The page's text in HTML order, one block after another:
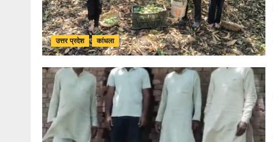
उत्तर प्रदेश कांधला